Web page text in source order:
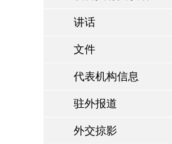
讲话
文件
代表机构信息
驻外报道
外交掠影